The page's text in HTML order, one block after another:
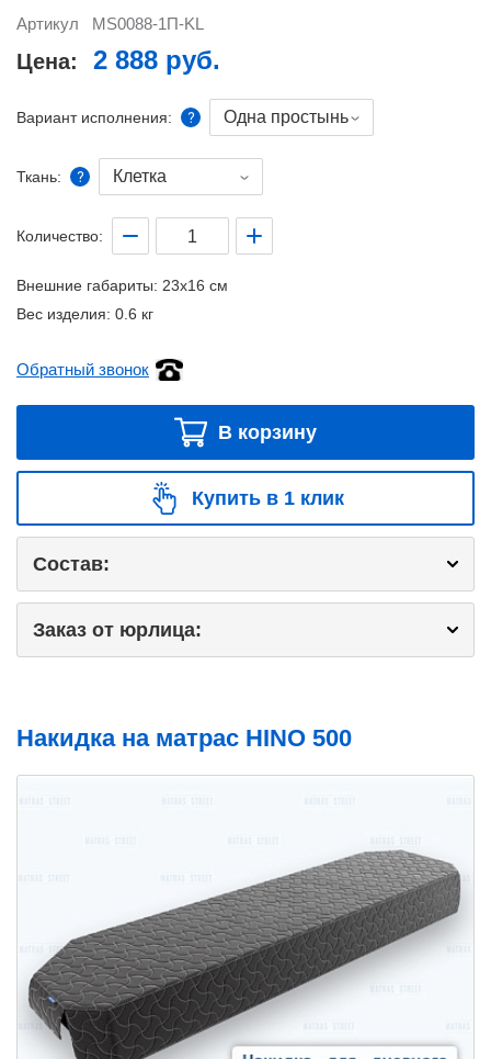
Артикул MS0088-1П-KL
Цена: 2 888 руб.
Вариант исполнения: Одна простынь
Ткань: Клетка
Количество:
Внешние габариты: 23x16 см
Вес изделия: 0.6 кг
Обратный звонок
В корзину
Купить в 1 клик
Состав:
Заказ от юрлица:
Накидка на матрас HINO 500